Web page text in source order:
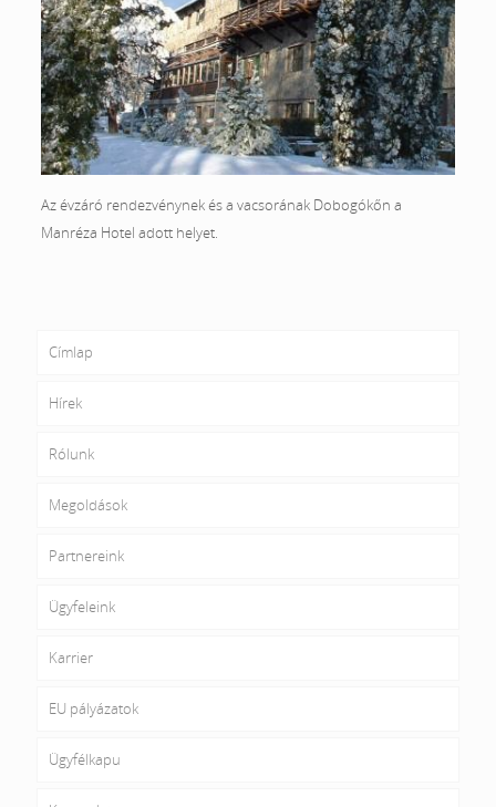
Az évzáró rendezvénynek és a vacsorának Dobogókőn a
Manréza Hotel adott helyet.
Címlap
Hírek
Rólunk
Megoldások
Partnereink
Ügyfeleink
Karrier
EU pályázatok
Ügyfélkapu